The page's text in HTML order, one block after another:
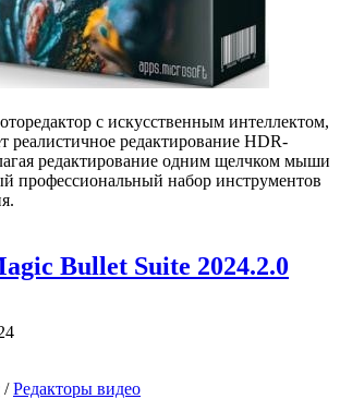
с искусственным интеллектом,
реалистичное редактирование HDR-
редактирование одним щелчком мыши
профессиональный набор инструментов
Bullet Suite 2024.2.0
/Редакторы видео